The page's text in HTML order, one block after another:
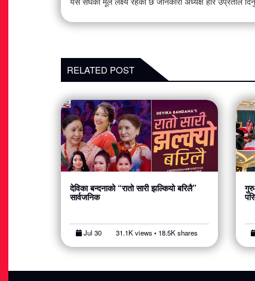
RELATED POST
देविका बन्दनाको “रातो सारी झल्कियो बरिलै”
सार्वजनिक
Jul 30 31.1K views • 18.5K shares